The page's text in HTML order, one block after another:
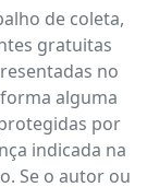
de coleta,
gratuitas
no
alguma
por
indicada na
Se o autor ou